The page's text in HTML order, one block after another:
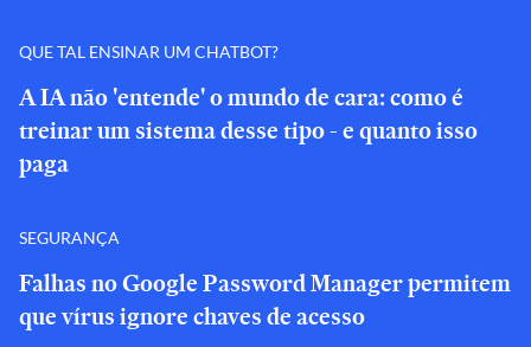
QUE TAL ENSINAR UM CHATBOT?
A IA não 'entende' o mundo de cara: como é
treinar um sistema desse tipo - e quanto isso
paga
SEGURANÇA
Falhas no Google Password Manager permitem
que vírus ignore chaves de acesso